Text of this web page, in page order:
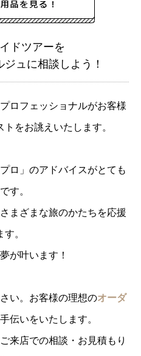
ドツアーを
ジュに相談しよう！
ロフェッショナルがお客様
をお誂えいたします。
ロ」のアドバイスがとても
す。
まざまな旅のかたちを応援
す。
が叶います！
い。お客様の理想のオーダ
伝いをいたします。
来店での相談・お見積もり